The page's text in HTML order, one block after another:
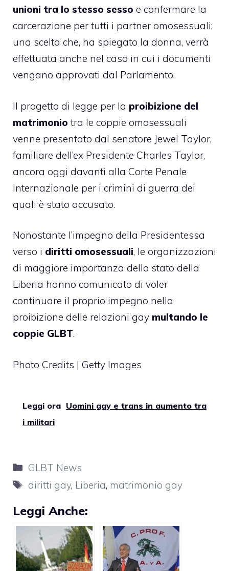
unioni tra lo stesso sesso e confermare la
carcerazione per tutti i partner omosessuali;
una scelta che, ha spiegato la donna, verrà
effettuata anche nel caso in cui i documenti
vengano approvati dal Parlamento.
Il progetto di legge per la proibizione del
matrimonio tra le coppie omosessuali
venne presentato dal senatore Jewel Taylor,
familiare dell’ex Presidente Charles Taylor,
ancora oggi davanti alla Corte Penale
Internazionale per i crimini di guerra dei
quali è stato accusato.
Nonostante l’impegno della Presidentessa
verso i diritti omosessuali, le organizzazioni
di maggiore importanza dello stato della
Liberia hanno comunicato di voler
continuare il proprio impegno nella
proibizione delle relazioni gay multando le
coppie GLBT.
Photo Credits | Getty Images
Leggi ora Uomini gay e trans in aumento tra
i militari
Categorie
GLBT News
Tag
diritti gay, Liberia, matrimonio gay
Leggi Anche: